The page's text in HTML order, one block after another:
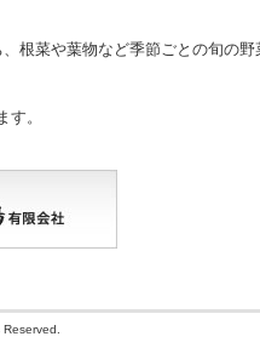
根菜や葉物など季節ごとの旬の
。